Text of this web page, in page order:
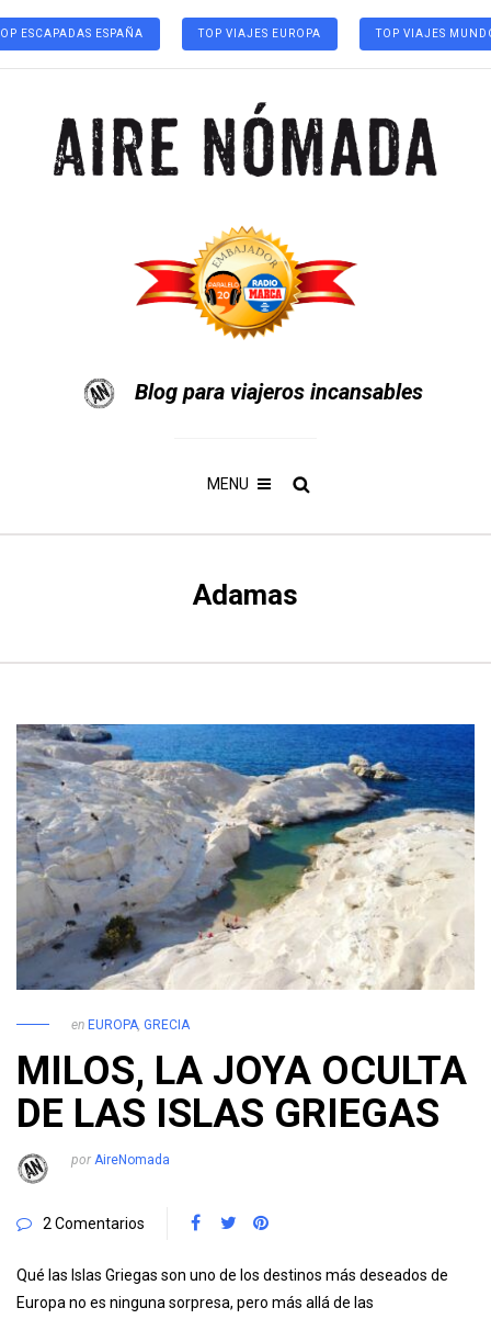
ESCAPADAS ESPAÑA TOP VIAJES EUROPA TOP VIAJES
Blog para viajeros incansables
MENU
Adamas
en EUROPA, GRECIA
MILOS, LA JOYA OCULTA
DE LAS ISLAS GRIEGAS
por AireNomada
2 Comentarios
Qué las Islas Griegas son uno de los destinos más deseados de
Europa no es ninguna sorpresa, pero más allá de las